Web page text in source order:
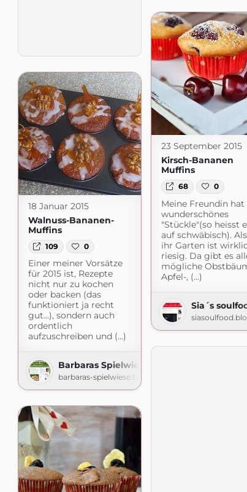
23 September 2015
Kirsch-Bananen
Muffins
68 0
Meine Freundin hat
wunderschönes
"Stückle"(so heisst
auf schwäbisch).
ihr Garten ist
riesig. Da gibt es
mögliche
Apfel-, (...)
Sia´s
18 Januar 2015
Walnuss-Bananen-
Muffins
109 0
Einer meiner Vorsätze
für 2015 ist, Rezepte
nicht nur zu kochen
oder backen (das
funktioniert ja recht
gut...), sondern auch
ordentlich
aufzuschreiben und (...)
Barbaras Spielwiese
barbaras-spielwiese.blogspot.com